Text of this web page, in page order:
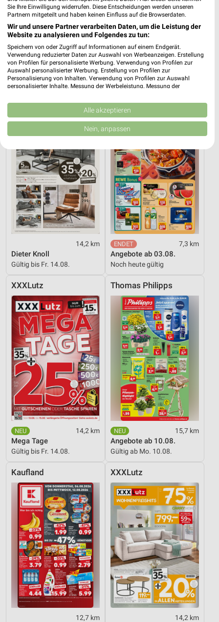
8,3 km
Angebote ab 03.08.
Noch heute gültig
14,2 km
Wohnen Spezial
Gültig bis Fr. 14.08.
14,2 km
Dieter Knoll
Gültig bis Fr. 14.08.
7,3 km
Angebote ab 03.08.
Noch heute gültig
XXXLutz
14,2 km
Mega Tage
Gültig bis Fr. 14.08.
Thomas Philipps
15,7 km
Angebote ab 10.08.
Gültig ab Mo. 10.08.
Kaufland
12,7 km
XXXLutz
14,2 km
Sie Ihre Einwilligung widerrufen. Diese Entscheidungen werden unseren
Partnern mitgeteilt und haben keinen Einfluss auf die Browserdaten.
Wir und unsere Partner verarbeiten Daten, um die Leistung der
Website zu analysieren und Folgendes zu tun:
Speichern von oder Zugriff auf Informationen auf einem Endgerät.
Verwendung reduzierter Daten zur Auswahl von Werbeanzeigen. Erstellung
von Profilen für personalisierte Werbung. Verwendung von Profilen zur
Auswahl personalisierter Werbung. Erstellung von Profilen zur
Personalisierung von Inhalten. Verwendung von Profilen zur Auswahl
personalisierter Inhalte. Messung der Werbeleistung. Messung der
Kombinationen von Daten aus verschiedenen Quellen. Entwicklung und
Verbesserung der Angebote. Verwendung reduzierter Daten zur Auswahl
von Inhalten.
Daten können außerhalb der Europäischen Union weitergegeben und in die
USA gesendet werden.
Website/App.
Partnerliste anzeigen (1 IAB-Anbieter)
Wir nutzen Ihre Daten für folgende Zwecke:
IAB-Verarbeitungszwecke:
Speichern von oder Zugriff auf Informationen
auf einem Endgerät
Verwendung reduzierter Daten zur Auswahl von
Erstellung von Profilen für personalisierte
Werbung
Verwendung von Profilen zur Auswahl
personalisierter Werbung
Erstellung von Profilen zur Personalisierung
von Inhalten
Verwendung von Profilen zur Auswahl
personalisierter Inhalte
Messung der Werbeleistung
Messung der Performance von Inhalten
Analyse von Zielgruppen durch Statistiken oder
Kombinationen von Daten aus verschiedenen
Quellen
Entwicklung und Verbesserung der Angebote
Verwendung reduzierter Daten zur Auswahl von
IAB-Besonderheiten:
Verwendung genauer Standortdaten
Geräte anhand von aktiv angeforderten
Informationen identifizieren
Nicht-IAB-Verarbeitungszwecke:
Notwendig
Performance
Alle akzeptieren
Nein, anpassen